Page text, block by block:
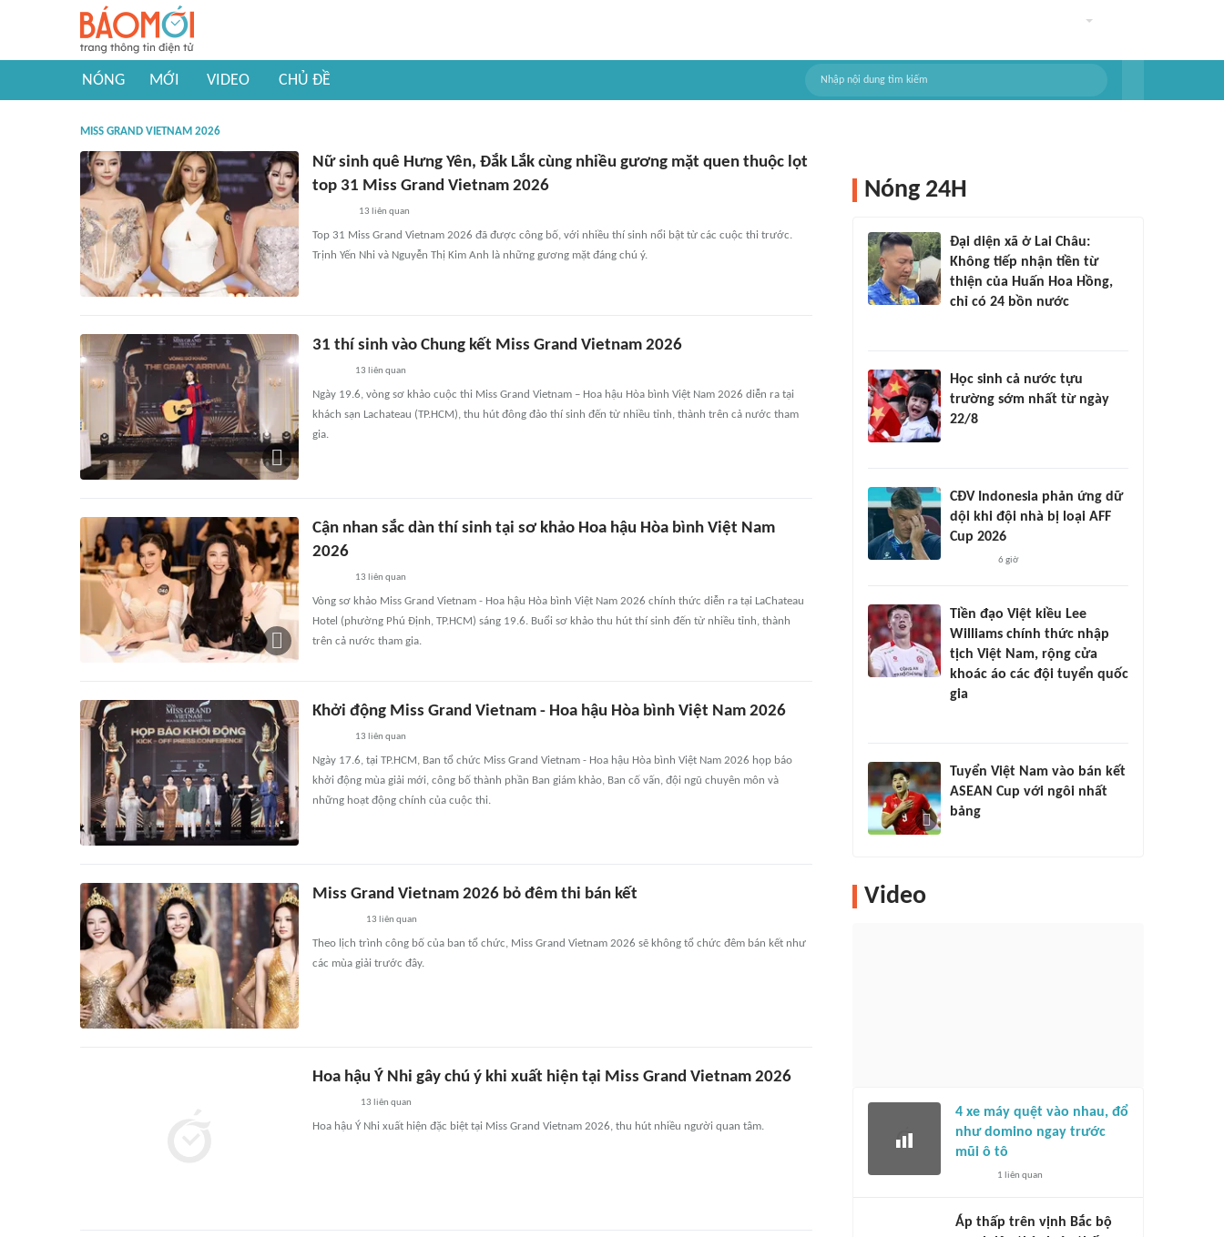
NÓNG MỚI VIDEO CHỦ ĐỀ
MISS GRAND VIETNAM 2026
Nữ sinh quê Hưng Yên, Đắk Lắk cùng nhiều gương mặt quen thuộc lọt
top 31 Miss Grand Vietnam 2026
13 liên quan
Top 31 Miss Grand Vietnam 2026 đã được công bố, với nhiều thí sinh nổi bật từ các cuộc thi trước.
Trịnh Yến Nhi và Nguyễn Thị Kim Anh là những gương mặt đáng chú ý.
31 thí sinh vào Chung kết Miss Grand Vietnam 2026
13 liên quan
Ngày 19.6, vòng sơ khảo cuộc thi Miss Grand Vietnam – Hoa hậu Hòa bình Việt Nam 2026 diễn ra tại
khách sạn Lachateau (TP.HCM), thu hút đông đảo thí sinh đến từ nhiều tỉnh, thành trên cả nước tham
gia.
Cận nhan sắc dàn thí sinh tại sơ khảo Hoa hậu Hòa bình Việt Nam
2026
13 liên quan
Vòng sơ khảo Miss Grand Vietnam - Hoa hậu Hòa bình Việt Nam 2026 chính thức diễn ra tại LaChateau
Hotel (phường Phú Định, TP.HCM) sáng 19.6. Buổi sơ khảo thu hút thí sinh đến từ nhiều tỉnh, thành
trên cả nước tham gia.
Khởi động Miss Grand Vietnam - Hoa hậu Hòa bình Việt Nam 2026
13 liên quan
Ngày 17.6, tại TP.HCM, Ban tổ chức Miss Grand Vietnam - Hoa hậu Hòa bình Việt Nam 2026 họp báo
khởi động mùa giải mới, công bố thành phần Ban giám khảo, Ban cố vấn, đội ngũ chuyên môn và
những hoạt động chính của cuộc thi.
Miss Grand Vietnam 2026 bỏ đêm thi bán kết
13 liên quan
Theo lịch trình công bố của ban tổ chức, Miss Grand Vietnam 2026 sẽ không tổ chức đêm bán kết như
các mùa giải trước đây.
Hoa hậu Ý Nhi gây chú ý khi xuất hiện tại Miss Grand Vietnam 2026
13 liên quan
Hoa hậu Ý Nhi xuất hiện đặc biệt tại Miss Grand Vietnam 2026, thu hút nhiều người quan tâm.
Nóng 24H
Đại diện xã ở Lai Châu:
Không tiếp nhận tiền từ
thiện của Huấn Hoa Hồng,
chỉ có 24 bồn nước
Học sinh cả nước tựu
trường sớm nhất từ ngày
22/8
CĐV Indonesia phản ứng dữ
dội khi đội nhà bị loại AFF
Cup 2026
6 giờ
Tiền đạo Việt kiều Lee
Williams chính thức nhập
tịch Việt Nam, rộng cửa
khoác áo các đội tuyển quốc
gia
Tuyển Việt Nam vào bán kết
ASEAN Cup với ngôi nhất
bảng
Video
4 xe máy quệt vào nhau, đổ
như domino ngay trước
mũi ô tô
1 liên quan
Áp thấp trên vịnh Bắc bộ